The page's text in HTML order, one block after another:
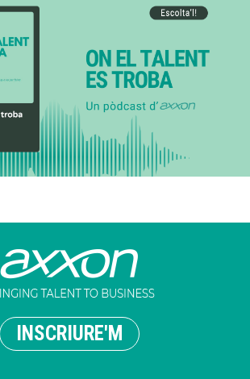
INSCRIURE'M